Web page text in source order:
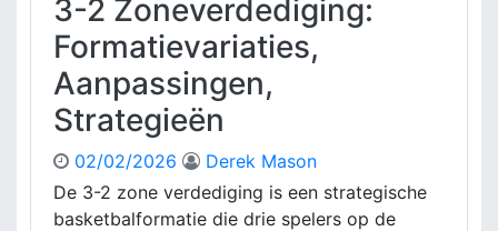
g
n
g
S
p
e
l
e
3-2 Zoneverdediging:
Formatievariaties,
Aanpassingen,
Strategieën
02/02/2026
Derek Mason
De 3-2 zone verdediging is een strategische
basketbalformatie die drie spelers op de